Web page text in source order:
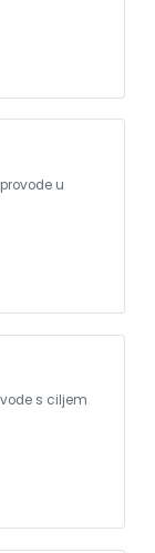
u
s ciljem